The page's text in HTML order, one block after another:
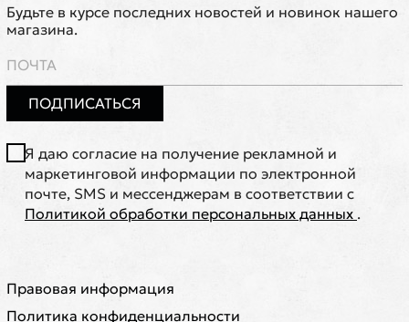
Будьте в курсе последних новостей и новинок нашего
магазина.
ПОДПИСАТЬСЯ
Я даю согласие на получение рекламной и
маркетинговой информации по электронной
почте, SMS и мессенджерам в соответствии с
Политикой обработки персональных данных .
Правовая информация
Политика конфиденциальности